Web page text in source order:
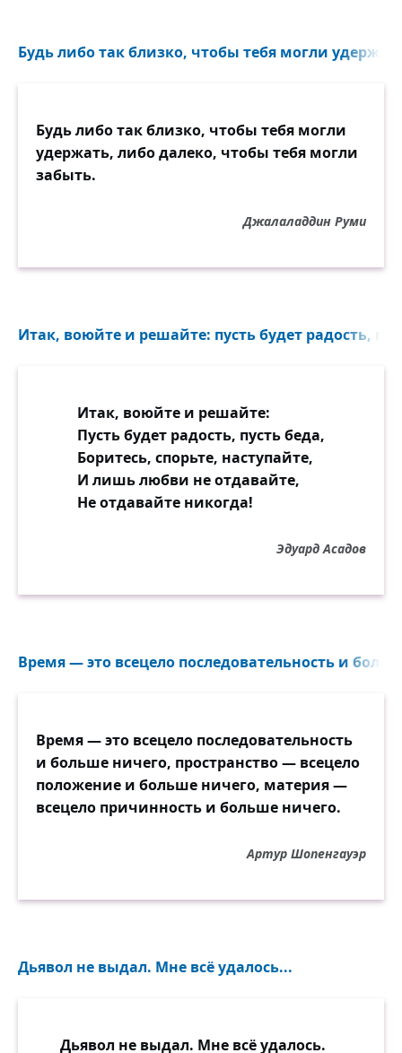
Будь либо так близко, чтобы тебя могли
Будь либо так близко, чтобы тебя могли
удержать, либо далеко, чтобы тебя могли
забыть.
Джалаладдин Руми
Итак, воюйте и решайте: пусть будет радость,
Итак, воюйте и решайте:
Пусть будет радость, пусть беда,
Боритесь, спорьте, наступайте,
И лишь любви не отдавайте,
Не отдавайте никогда!
Эдуард Асадов
Время — это всецело последовательность и
Время — это всецело последовательность
и больше ничего, пространство — всецело
положение и больше ничего, материя —
всецело причинность и больше ничего.
Артур Шопенгауэр
Дьявол не выдал. Мне всё удалось...
Дьявол не выдал. Мне всё удалось.